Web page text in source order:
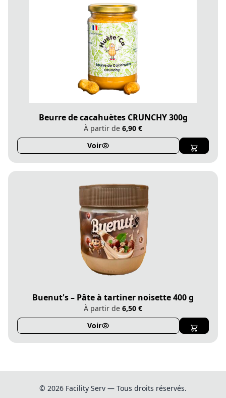
Beurre de cacahuètes CRUNCHY 300g
À partir de 6,90 €
Voir
Buenut's – Pâte à tartiner noisette 400 g
À partir de 6,50 €
Voir
© 2026 Facility Serv — Tous droits réservés.